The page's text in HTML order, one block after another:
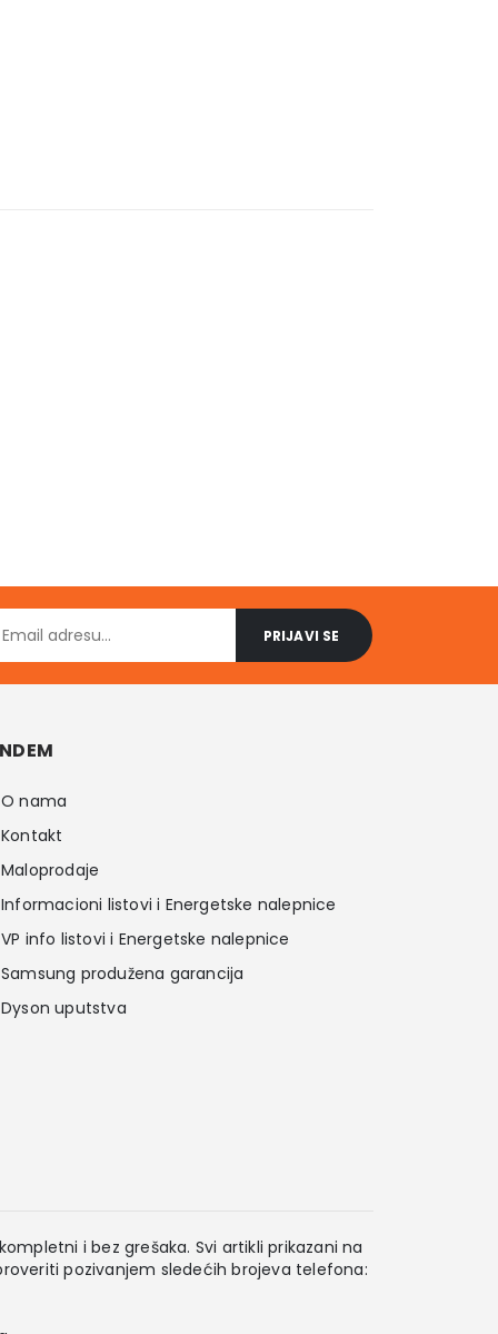
O nama
Kontakt
Maloprodaje
Informacioni listovi i Energetske nalepnice
VP info listovi i Energetske nalepnice
Samsung produžena garancija
Dyson uputstva
i bez grešaka. Svi artikli prikazani na
pozivanjem sledećih brojeva telefona: